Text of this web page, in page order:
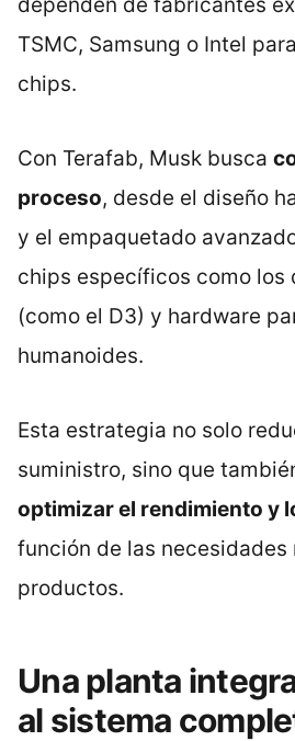
TSMC, Samsung o Intel
chips.
Con Terafab, Musk busca
proceso, desde el diseño
y el empaquetado
chips específicos como los
(como el D3) y hardware
humanoides.
Esta estrategia no solo
suministro, sino que
optimizar el rendimiento y
función de las necesidades
productos.
Una planta
al sistema